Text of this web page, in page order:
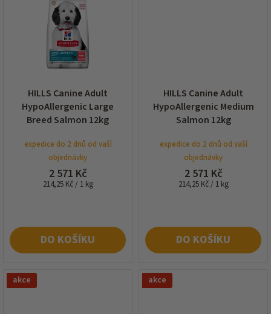
HILLS Canine Adult
HypoAllergenic Large
Breed Salmon 12kg
expedice do 2 dnů od vaší
objednávky
2 571 Kč
Měrná
214,25 Kč / 1 kg
DO KOŠÍKU
HILLS Canine Adult
HypoAllergenic Medium
Salmon 12kg
expedice do 2 dnů od vaší
objednávky
2 571 Kč
Měrná
214,25 Kč / 1 kg
DO KOŠÍKU
akce akce